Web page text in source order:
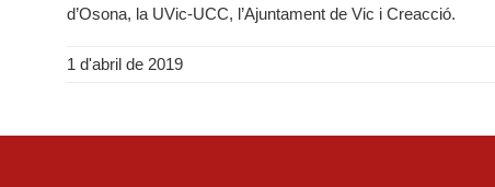
d’Osona, la UVic-UCC, l’Ajuntament de Vic i Creacció.
1 d'abril de 2019